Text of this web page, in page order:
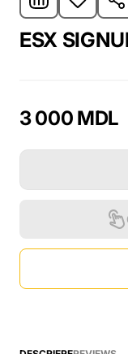
ESX
3 000 MDL